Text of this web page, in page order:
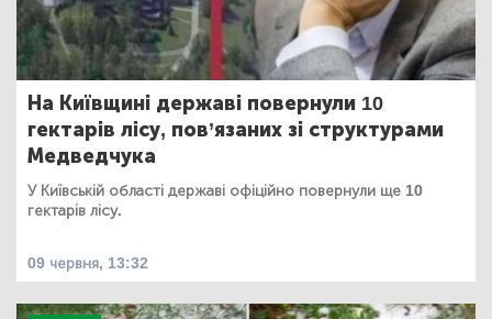
На Київщині державі повернули 10
гектарів лісу, пов’язаних зі структурами
Медведчука
У Київській області державі офіційно повернули ще 10
гектарів лісу.
09 червня, 13:32